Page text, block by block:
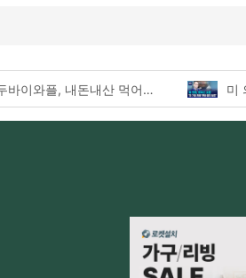
두바이와플, 내돈내산 먹어본 찐후기!